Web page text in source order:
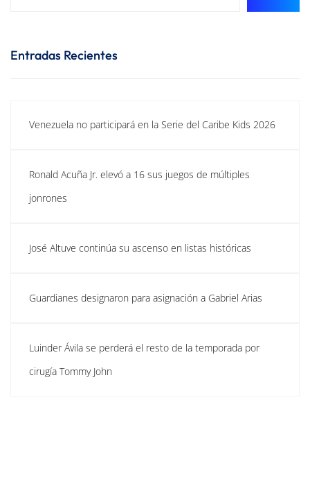
Entradas Recientes
Venezuela no participará en la Serie del Caribe Kids 2026
Ronald Acuña Jr. elevó a 16 sus juegos de múltiples
jonrones
José Altuve continúa su ascenso en listas históricas
Guardianes designaron para asignación a Gabriel Arias
Luinder Ávila se perderá el resto de la temporada por
cirugía Tommy John